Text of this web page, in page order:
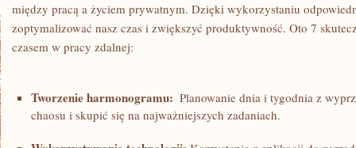
między pracą‍ a życiem prywatnym. Dzięki wykorzystaniu
zoptymalizować nasz czas i zwiększyć produktywność. Oto 7
czasem w pracy zdalnej:
Tworzenie harmonogramu:
Planowanie dnia ‌i tygodnia z
chaosu i skupić się na najważniejszych zadaniach.